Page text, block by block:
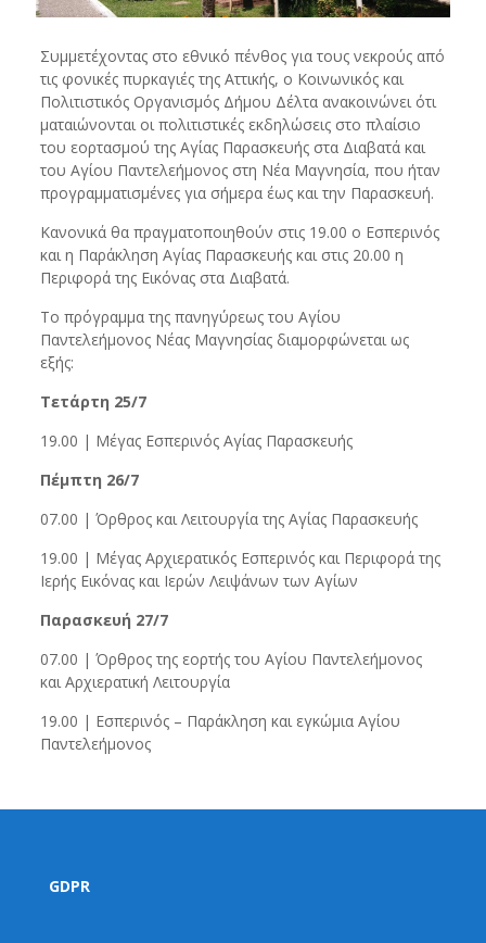
Συμμετέχοντας στο εθνικό πένθος για τους νεκρούς από
τις φονικές πυρκαγιές της Αττικής, ο Κοινωνικός και
Πολιτιστικός Οργανισμός Δήμου Δέλτα ανακοινώνει ότι
ματαιώνονται οι πολιτιστικές εκδηλώσεις στο πλαίσιο
του εορτασμού της Αγίας Παρασκευής στα Διαβατά και
του Αγίου Παντελεήμονος στη Νέα Μαγνησία, που ήταν
προγραμματισμένες για σήμερα έως και την Παρασκευή.
Κανονικά θα πραγματοποιηθούν στις 19.00 ο Εσπερινός
και η Παράκληση Αγίας Παρασκευής και στις 20.00 η
Περιφορά της Εικόνας στα Διαβατά.
Το πρόγραμμα της πανηγύρεως του Αγίου
Παντελεήμονος Νέας Μαγνησίας διαμορφώνεται ως
εξής:
Τετάρτη 25/7
19.00 | Μέγας Εσπερινός Αγίας Παρασκευής
Πέμπτη 26/7
07.00 | Όρθρος και Λειτουργία της Αγίας Παρασκευής
19.00 | Μέγας Αρχιερατικός Εσπερινός και Περιφορά της
Ιερής Εικόνας και Ιερών Λειψάνων των Αγίων
Παρασκευή 27/7
07.00 | Όρθρος της εορτής του Αγίου Παντελεήμονος
και Αρχιερατική Λειτουργία
19.00 | Εσπερινός – Παράκληση και εγκώμια Αγίου
Παντελεήμονος
GDPR